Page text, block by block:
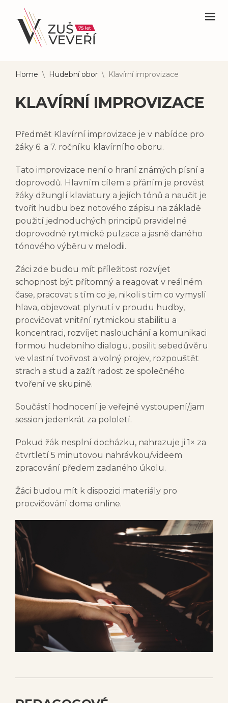
Home \ Hudební obor \ Klavírní improvizace
KLAVÍRNÍ IMPROVIZACE
Předmět Klavírní improvizace je v nabídce pro
žáky 6. a 7. ročníku klavírního oboru.
Tato improvizace není o hraní známých písní a
doprovodů. Hlavním cílem a přáním je provést
žáky džunglí klaviatury a jejích tónů a naučit je
tvořit hudbu bez notového zápisu na základě
použití jednoduchých principů pravidelné
doprovodné rytmické pulzace a jasně daného
tónového výběru v melodii.
Žáci zde budou mít příležitost rozvíjet
schopnost být přítomný a reagovat v reálném
čase, pracovat s tím co je, nikoli s tím co vymyslí
hlava, objevovat plynutí v proudu hudby,
procvičovat vnitřní rytmickou stabilitu a
koncentraci, rozvíjet naslouchání a komunikaci
formou hudebního dialogu, posílit sebedůvěru
ve vlastní tvořivost a volný projev, rozpouštět
strach a stud a zažít radost ze společného
tvoření ve skupině.
Součástí hodnocení je veřejné vystoupení/jam
session jedenkrát za pololetí.
Pokud žák nesplní docházku, nahrazuje ji 1× za
čtvrtletí 5 minutovou nahrávkou/videem
zpracování předem zadaného úkolu.
Žáci budou mít k dispozici materiály pro
procvičování doma online.